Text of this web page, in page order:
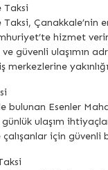
Taksi
Çanakkale’nin
hizmet
güvenli ulaşımın
merkezlerine
bulunan Esenler
ulaşım
için güvenli